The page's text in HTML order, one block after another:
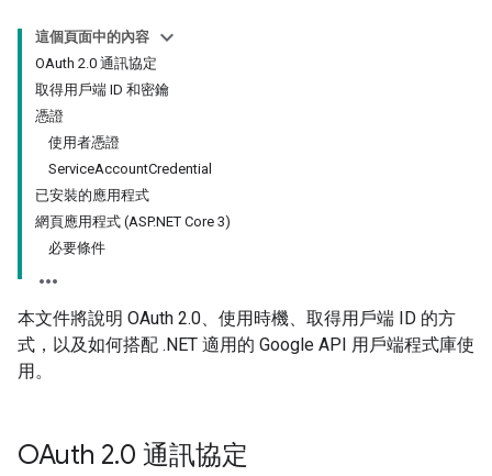
這個頁面中的內容
OAuth 2.0 通訊協定
取得用戶端 ID 和密鑰
憑證
使用者憑證
ServiceAccountCredential
已安裝的應用程式
網頁應用程式 (ASP.NET Core 3)
必要條件
本文件將說明 OAuth 2.0、使用時機、取得用戶端 ID 的方
式，以及如何搭配 .NET 適用的 Google API 用戶端程式庫使
用。
OAuth 2.0 通訊協定